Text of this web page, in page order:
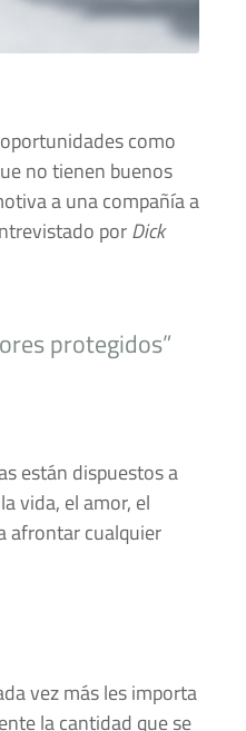
como
no tienen buenos
a una compañía a
porDick
protegidos”
están dispuestos a
vida, el amor, el
afrontar cualquier
vez más les importa
la cantidad que se